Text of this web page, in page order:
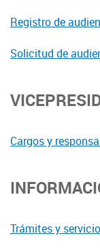
Registro de
Solicitud de
Cargos y
Trámites y